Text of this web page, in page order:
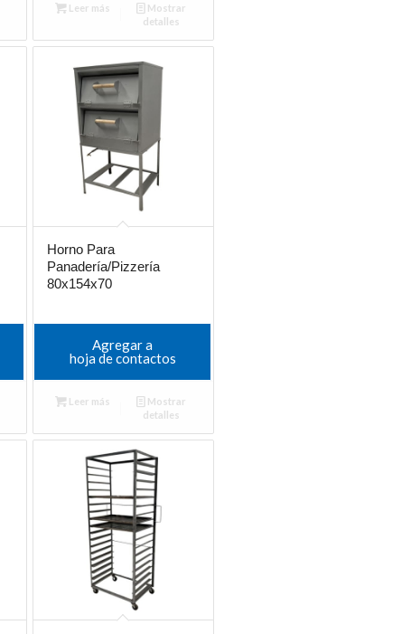
Leer más
Mostrar
detalles
Horno Para
Panadería/Pizzería
80x154x70
Agregar a
hoja de contactos
Leer más
Mostrar
detalles